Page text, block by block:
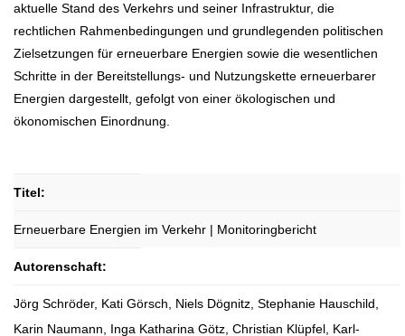
aktuelle Stand des Verkehrs und seiner Infrastruktur, die
rechtlichen Rahmenbedingungen und grundlegenden politischen
Zielsetzungen für erneuerbare Energien sowie die wesentlichen
Schritte in der Bereitstellungs- und Nutzungskette erneuerbarer
Energien dargestellt, gefolgt von einer ökologischen und
ökonomischen Einordnung.
Titel:
Erneuerbare Energien im Verkehr | Monitoringbericht
Autorenschaft:
Jörg Schröder, Kati Görsch, Niels Dögnitz, Stephanie Hauschild,
Karin Naumann, Inga Katharina Götz, Christian Klüpfel, Karl-